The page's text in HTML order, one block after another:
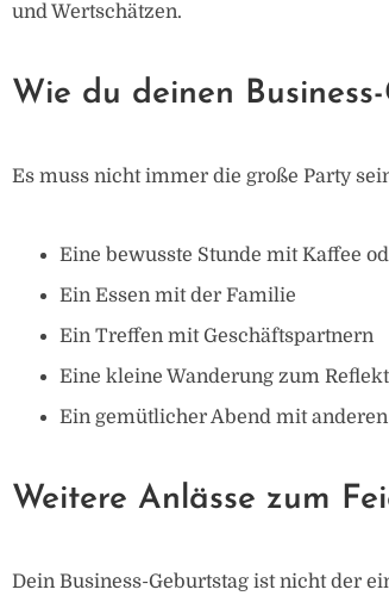
und Wertschätzen.
Wie du deinen
Es muss nicht immer die große Party
Eine bewusste Stunde mit Kaffee
Ein Essen mit der Familie
Ein Treffen mit Geschäftspartnern
Eine kleine Wanderung zum
Ein gemütlicher Abend mit
Weitere Anlässe zum
Dein Business-Geburtstag ist nicht der